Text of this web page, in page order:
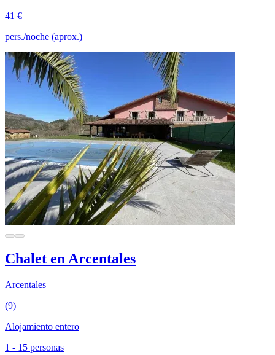
41 €
pers./noche (aprox.)
Chalet en Arcentales
Arcentales
(9)
Alojamiento entero
1 - 15 personas